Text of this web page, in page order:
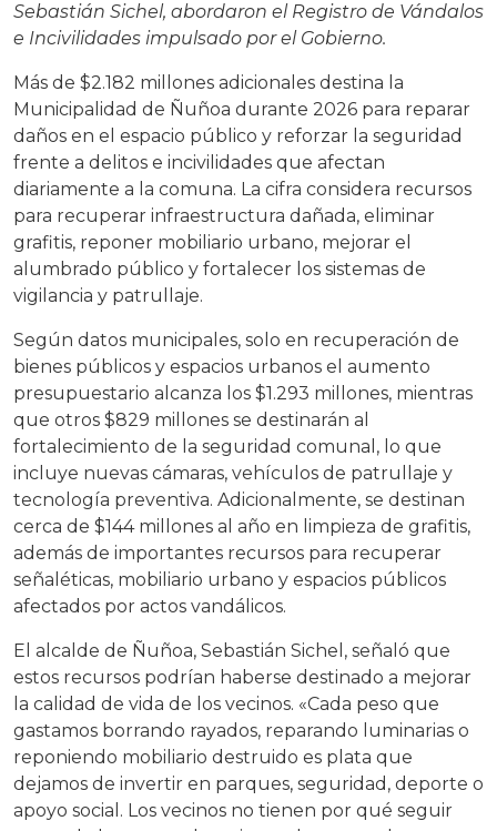
Sebastián Sichel, abordaron el Registro de Vándalos
e Incivilidades impulsado por el Gobierno.
Más de $2.182 millones adicionales destina la
Municipalidad de Ñuñoa durante 2026 para reparar
daños en el espacio público y reforzar la seguridad
frente a delitos e incivilidades que afectan
diariamente a la comuna. La cifra considera recursos
para recuperar infraestructura dañada, eliminar
grafitis, reponer mobiliario urbano, mejorar el
alumbrado público y fortalecer los sistemas de
vigilancia y patrullaje.
Según datos municipales, solo en recuperación de
bienes públicos y espacios urbanos el aumento
presupuestario alcanza los $1.293 millones, mientras
que otros $829 millones se destinarán al
fortalecimiento de la seguridad comunal, lo que
incluye nuevas cámaras, vehículos de patrullaje y
tecnología preventiva. Adicionalmente, se destinan
cerca de $144 millones al año en limpieza de grafitis,
además de importantes recursos para recuperar
señaléticas, mobiliario urbano y espacios públicos
afectados por actos vandálicos.
El alcalde de Ñuñoa, Sebastián Sichel, señaló que
estos recursos podrían haberse destinado a mejorar
la calidad de vida de los vecinos. «Cada peso que
gastamos borrando rayados, reparando luminarias o
reponiendo mobiliario destruido es plata que
dejamos de invertir en parques, seguridad, deporte o
apoyo social. Los vecinos no tienen por qué seguir